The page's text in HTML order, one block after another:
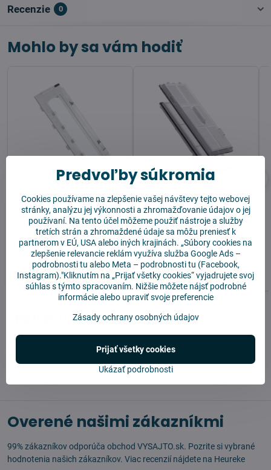
Recenzie 0
Mohlo by sa vám hodiť
Kryt hlavnej kefy pre
Xiaomi Roborock
S7/Q7/Q7 Max/S7 MaxV
ultra
Skladom
12,90 €
Do košíka
Xiaomi Roborock S7
MaxV Ultra Hepa filter 2
ks
Skladom
10,90 €
Do košíka
Potrebujete poradiť?
Kontaktujte nás:
Overené našimi zákazníkmi
99% zákazníkov odporúča obchod VYSAJTO.sk. Pozrite si vybrané
hodnotenia našich zákazníkov. Viac recenzií nájdete na Heureke
Predvoľby súkromia
Cookies používame na zlepšenie vašej návštevy tejto webovej
stránky, analýzu jej výkonnosti a zhromažďovanie údajov o jej
používaní. Na tento účel môžeme použiť nástroje a služby
tretích strán a zhromaždené údaje sa môžu preniesť k
partnerom v EÚ, USA alebo iných krajinách. „Súbory cookies na
zlepšenie relevancie reklám využíva služba Google Ads –
podrobnosti tu alebo Meta – podrobnosti tu (Facebook,
Instagram)."Kliknutím na „Prijať všetky cookies“ vyjadrujete svoj
súhlas s týmto spracovaním. Nižšie môžete nájsť podrobné
informácie alebo upraviť svoje preferencie
Zásady ochrany osobných údajov
Ukázať podrobnosti
Prijať všetky cookies